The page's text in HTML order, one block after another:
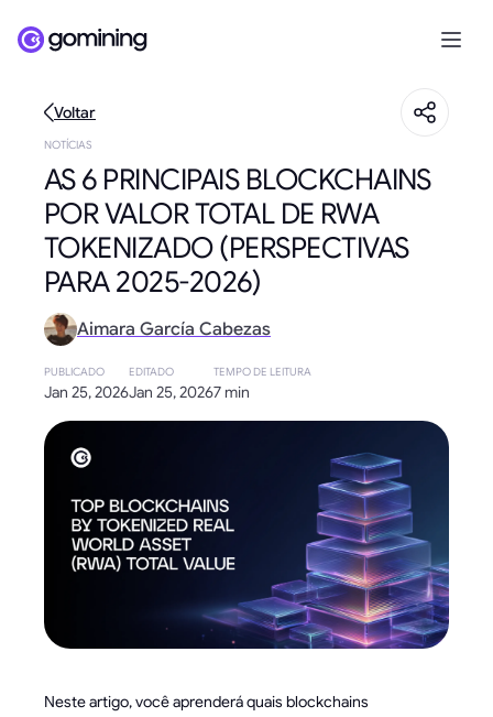
Voltar
NOTÍCIAS
AS 6 PRINCIPAIS BLOCKCHAINS
POR VALOR TOTAL DE RWA
TOKENIZADO (PERSPECTIVAS
PARA 2025-2026)
Aimara García Cabezas
PUBLICADO
Jan 25, 2026
EDITADO
Jan 25, 2026
TEMPO DE LEITURA
7 min
Neste artigo, você aprenderá quais blockchains